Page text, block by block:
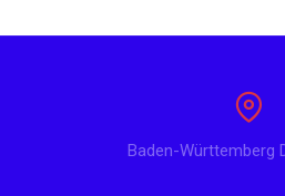
Baden-Württemberg